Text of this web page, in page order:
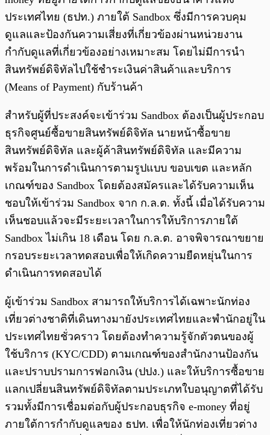
ประเทศไทย (ธปท.) ภายใต้ Sandbox ซึ่งมีการควบคุม
ดูแลและป้องกันความเสี่ยงที่เกี่ยวข้องผ่านหน่วยงาน
กำกับดูแลที่เกี่ยวข้องอย่างเหมาะสม โดยไม่มีการนำ
สินทรัพย์ดิจิทัลไปใช้ชำระเงินค่าสินค้าและบริการ
(Means of Payment) กับร้านค้า
สำหรับผู้ที่ประสงค์จะเข้าร่วม Sandbox ต้องเป็นผู้ประกอบ
ธุรกิจศูนย์ซื้อขายสินทรัพย์ดิจิทัล นายหน้าซื้อขาย
สินทรัพย์ดิจิทัล และผู้ค้าสินทรัพย์ดิจิทัล และมีความ
พร้อมในการดำเนินการตามรูปแบบ ขอบเขต และหลัก
เกณฑ์ของ Sandbox โดยต้องสมัครและได้รับความเห็น
ชอบให้เข้าร่วม Sandbox จาก ก.ล.ต. ทั้งนี้ เมื่อได้รับความ
เห็นชอบแล้วจะมีระยะเวลาในการให้บริการภายใต้
Sandbox ไม่เกิน 18 เดือน โดย ก.ล.ต. อาจพิจารณาขยาย
กรอบระยะเวลาทดสอบเพื่อให้เกิดความยืดหยุ่นในการ
ดำเนินการทดสอบได้
ผู้เข้าร่วม Sandbox สามารถให้บริการได้เฉพาะนักท่อง
เที่ยวต่างชาติที่เดินทางมายังประเทศไทยและพำนักอยู่ใน
ประเทศไทยชั่วคราว โดยต้องทำความรู้จักตัวตนของผู้
ใช้บริการ (KYC/CDD) ตามเกณฑ์ของสำนักงานป้องกัน
และปราบปรามการฟอกเงิน (ปปง.) และให้บริการซื้อขาย
แลกเปลี่ยนสินทรัพย์ดิจิทัลตามประเภทใบอนุญาตที่ได้รับ
รวมทั้งมีการเชื่อมต่อกับผู้ประกอบธุรกิจ e-money ที่อยู่
ภายใต้การกำกับดูแลของ ธปท. เพื่อให้นักท่องเที่ยวต่าง